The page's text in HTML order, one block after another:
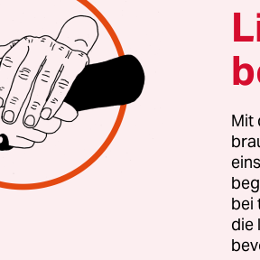
Milliarden Euro betragen,
Damit fiele jeder achte Euro
Um diese Kürzung zu
für Entwicklung und
zahlreichen Stellen sparen.
Euro weniger für die
Millionen Euro sollen bei der
werden, für das
Engagement hat Schulze 100
Mit
bei
die